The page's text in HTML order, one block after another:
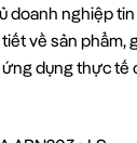
doanh nghiệp
về sản phẩm,
dụng thực tế